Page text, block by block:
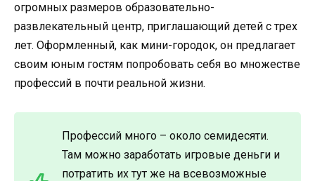
огромных размеров образовательно-
развлекательный центр, приглашающий детей с трех
лет. Оформленный, как мини-городок, он предлагает
своим юным гостям попробовать себя во множестве
профессий в почти реальной жизни.
Профессий много – около семидесяти.
Там можно заработать игровые деньги и
потратить их тут же на всевозможные